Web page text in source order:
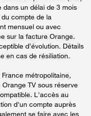
dans un délai de 3 mois
compte de la
mensuel ou avec
sur la facture Orange.
d’évolution. Détails
en cas de résiliation.
métropolitaine,
TV sous réserve
L'accès au
d'un compte auprès
se faire avec les